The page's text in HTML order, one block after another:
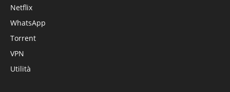
Netflix
WhatsApp
Torrent
VPN
Utilità